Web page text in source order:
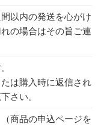
以内の発送を心がけ
の場合はその旨ご連
は購入時に返信され
さい。
商品の申込ページを